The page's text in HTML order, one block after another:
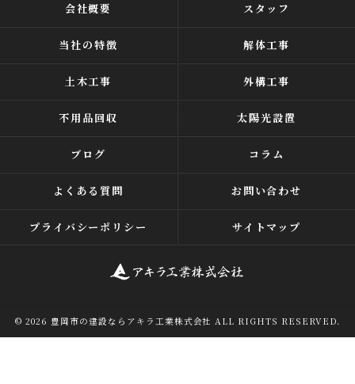
会社概要 スタッフ
当社の特徴 解体工事
土木工事 外構工事
不用品回収 太陽光設置
ブログ コラム
よくある質問 お問い合わせ
プライバシーポリシー サイトマップ
© 2026 豊岡市の建設ならアキラ工業株式会社 ALL RIGHTS RESERVED.